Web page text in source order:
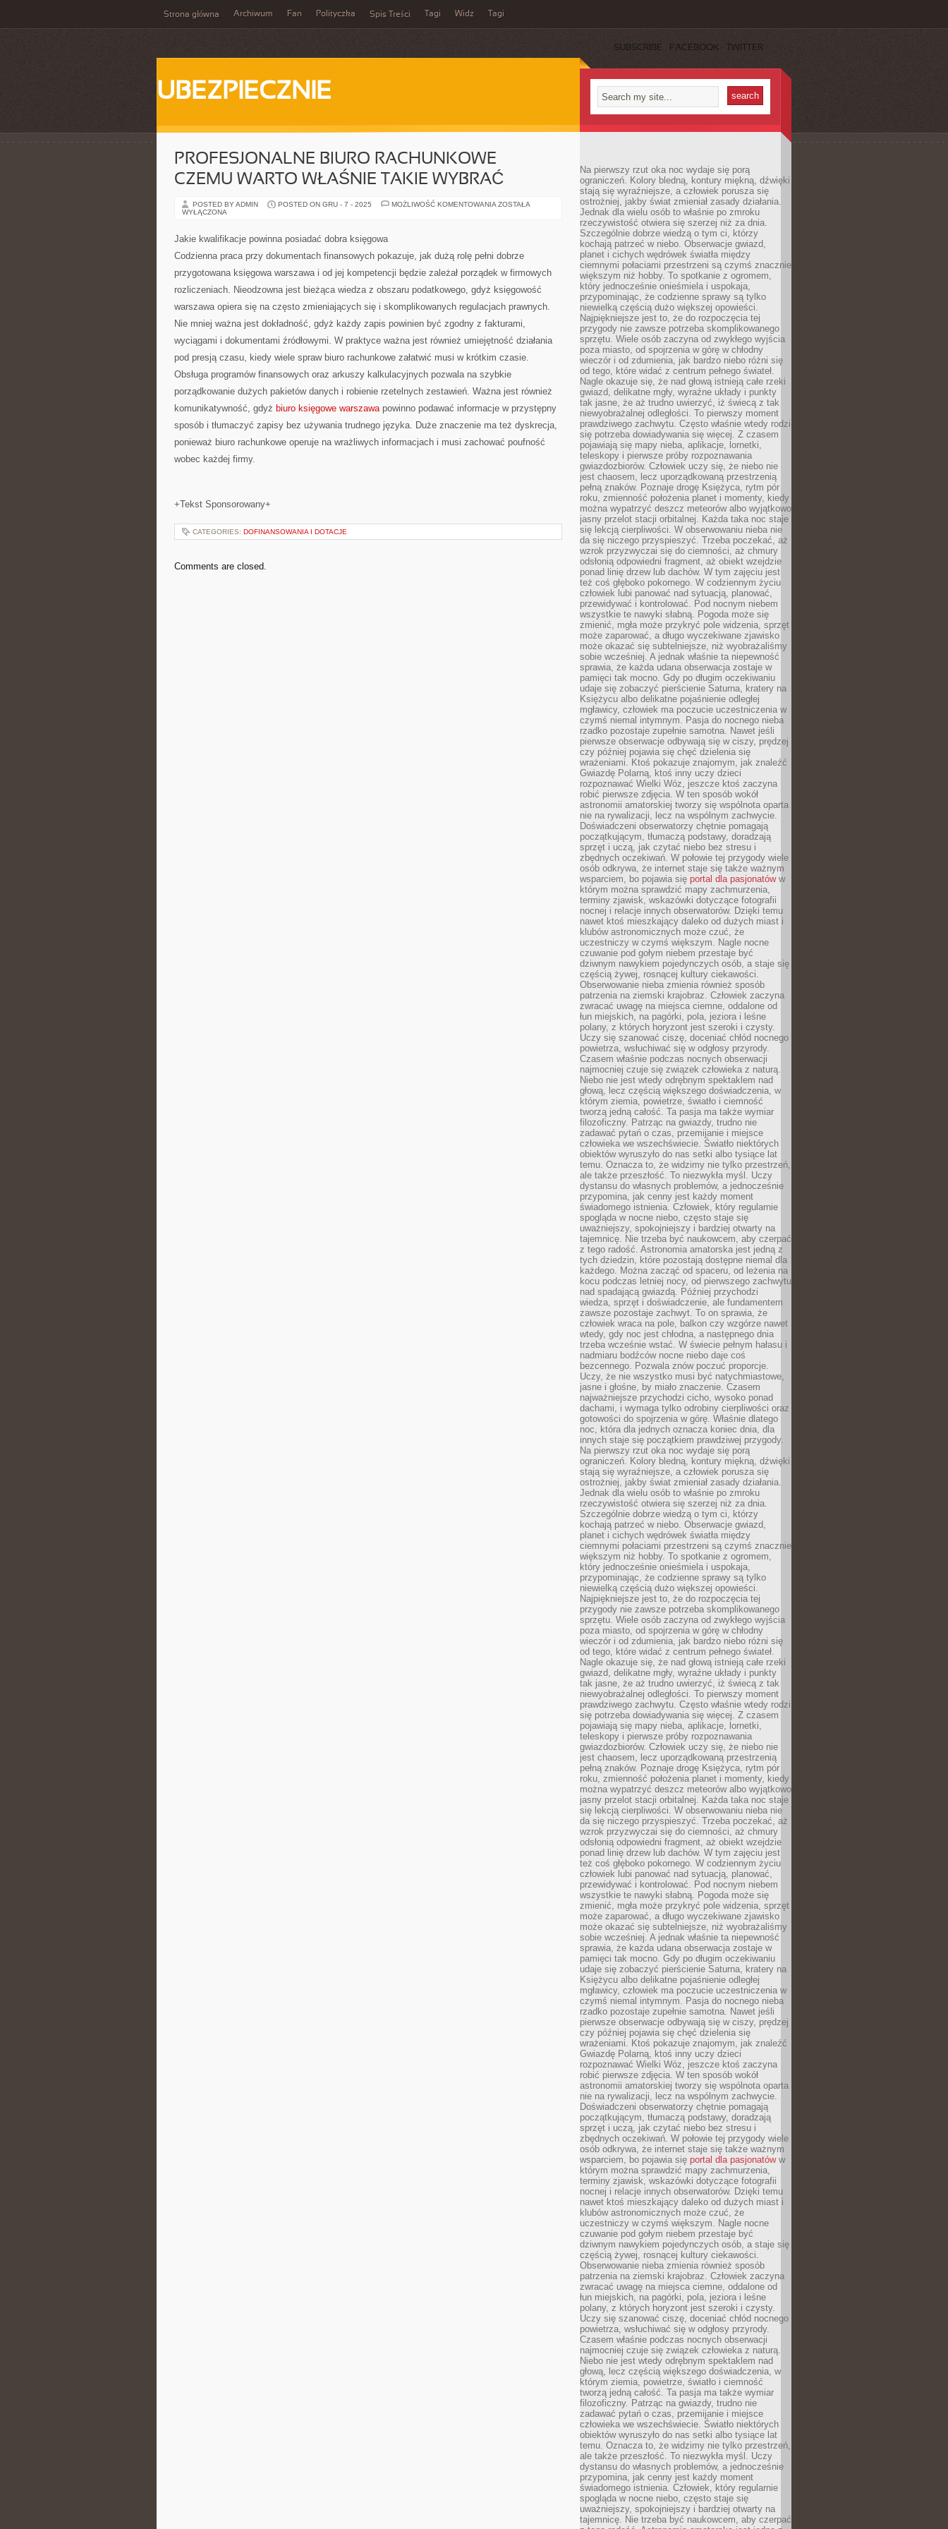
Strona główna Archiwum Fan Polityczka Spis Treści Tagi Widz Tagi
SUBSCRIBE FACEBOOK TWITTER
UBEZPIECZNIE
PROFESJONALNE BIURO RACHUNKOWE –
CZEMU WARTO WŁAŚNIE TAKIE WYBRAĆ
POSTED BY ADMIN POSTED ON GRU - 7 - 2025 MOŻLIWOŚĆ KOMENTOWANIA PROFESJONALNE
TAKIE
ZOSTAŁA
WYŁĄCZONA
Jakie kwalifikacje powinna posiadać dobra księgowa
Codzienna praca przy dokumentach finansowych pokazuje, jak dużą rolę pełni dobrze
przygotowana księgowa warszawa i od jej kompetencji będzie zależał porządek w firmowych
rozliczeniach. Nieodzowna jest bieżąca wiedza z obszaru podatkowego, gdyż księgowość
warszawa opiera się na często zmieniających się i skomplikowanych regulacjach prawnych.
Nie mniej ważna jest dokładność, gdyż każdy zapis powinien być zgodny z fakturami,
wyciągami i dokumentami źródłowymi. W praktyce ważna jest również umiejętność działania
pod presją czasu, kiedy wiele spraw biuro rachunkowe załatwić musi w krótkim czasie.
Obsługa programów finansowych oraz arkuszy kalkulacyjnych pozwala na szybkie
porządkowanie dużych pakietów danych i robienie rzetelnych zestawień. Ważna jest również
komunikatywność, gdyż biuro księgowe warszawapowinno podawać informacje w przystępny
sposób i tłumaczyć zapisy bez używania trudnego języka. Duże znaczenie ma też dyskrecja,
ponieważ biuro rachunkowe operuje na wrażliwych informacjach i musi zachować poufność
wobec każdej firmy.
+Tekst Sponsorowany+
CATEGORIES: DOFINANSOWANIA I DOTACJE
Comments are closed.
Na pierwszy rzut oka noc wydaje się porą
ograniczeń. Kolory bledną, kontury miękną, dźwięki
stają się wyraźniejsze, a człowiek porusza się
ostrożniej, jakby świat zmieniał zasady działania.
Jednak dla wielu osób to właśnie po zmroku
rzeczywistość otwiera się szerzej niż za dnia.
Szczególnie dobrze wiedzą o tym ci, którzy
kochają patrzeć w niebo. Obserwacje gwiazd,
planet i cichych wędrówek światła między
ciemnymi połaciami przestrzeni są czymś znacznie
większym niż hobby. To spotkanie z ogromem,
który jednocześnie onieśmiela i uspokaja,
przypominając, że codzienne sprawy są tylko
niewielką częścią dużo większej opowieści.
Najpiękniejsze jest to, że do rozpoczęcia tej
przygody nie zawsze potrzeba skomplikowanego
sprzętu. Wiele osób zaczyna od zwykłego wyjścia
poza miasto, od spojrzenia w górę w chłodny
wieczór i od zdumienia, jak bardzo niebo różni się
od tego, które widać z centrum pełnego świateł.
Nagle okazuje się, że nad głową istnieją całe rzeki
gwiazd, delikatne mgły, wyraźne układy i punkty
tak jasne, że aż trudno uwierzyć, iż świecą z tak
niewyobrażalnej odległości. To pierwszy moment
prawdziwego zachwytu. Często właśnie wtedy rodzi
się potrzeba dowiadywania się więcej. Z czasem
pojawiają się mapy nieba, aplikacje, lornetki,
teleskopy i pierwsze próby rozpoznawania
gwiazdozbiorów. Człowiek uczy się, że niebo nie
jest chaosem, lecz uporządkowaną przestrzenią
pełną znaków. Poznaje drogę Księżyca, rytm pór
roku, zmienność położenia planet i momenty, kiedy
można wypatrzyć deszcz meteorów albo wyjątkowo
jasny przelot stacji orbitalnej. Każda taka noc staje
się lekcją cierpliwości. W obserwowaniu nieba nie
da się niczego przyspieszyć. Trzeba poczekać, aż
wzrok przyzwyczai się do ciemności, aż chmury
odsłonią odpowiedni fragment, aż obiekt wzejdzie
ponad linię drzew lub dachów. W tym zajęciu jest
też coś głęboko pokornego. W codziennym życiu
człowiek lubi panować nad sytuacją, planować,
przewidywać i kontrolować. Pod nocnym niebem
wszystkie te nawyki słabną. Pogoda może się
zmienić, mgła może przykryć pole widzenia, sprzęt
może zaparować, a długo wyczekiwane zjawisko
może okazać się subtelniejsze, niż wyobrażaliśmy
sobie wcześniej. A jednak właśnie ta niepewność
sprawia, że każda udana obserwacja zostaje w
pamięci tak mocno. Gdy po długim oczekiwaniu
udaje się zobaczyć pierścienie Saturna, kratery na
Księżycu albo delikatne pojaśnienie odległej
mgławicy, człowiek ma poczucie uczestniczenia w
czymś niemal intymnym. Pasja do nocnego nieba
rzadko pozostaje zupełnie samotna. Nawet jeśli
pierwsze obserwacje odbywają się w ciszy, prędzej
czy później pojawia się chęć dzielenia się
wrażeniami. Ktoś pokazuje znajomym, jak znaleźć
Gwiazdę Polarną, ktoś inny uczy dzieci
rozpoznawać Wielki Wóz, jeszcze ktoś zaczyna
robić pierwsze zdjęcia. W ten sposób wokół
astronomii amatorskiej tworzy się wspólnota oparta
nie na rywalizacji, lecz na wspólnym zachwycie.
Doświadczeni obserwatorzy chętnie pomagają
początkującym, tłumaczą podstawy, doradzają
sprzęt i uczą, jak czytać niebo bez stresu i
zbędnych oczekiwań. W połowie tej przygody wiele
osób odkrywa, że internet staje się także ważnym
wsparciem, bo pojawia się portal dla pasjonatóww
którym można sprawdzić mapy zachmurzenia,
terminy zjawisk, wskazówki dotyczące fotografii
nocnej i relacje innych obserwatorów. Dzięki temu
nawet ktoś mieszkający daleko od dużych miast i
klubów astronomicznych może czuć, że
uczestniczy w czymś większym. Nagle nocne
czuwanie pod gołym niebem przestaje być
dziwnym nawykiem pojedynczych osób, a staje się
częścią żywej, rosnącej kultury ciekawości.
Obserwowanie nieba zmienia również sposób
patrzenia na ziemski krajobraz. Człowiek zaczyna
zwracać uwagę na miejsca ciemne, oddalone od
łun miejskich, na pagórki, pola, jeziora i leśne
polany, z których horyzont jest szeroki i czysty.
Uczy się szanować ciszę, doceniać chłód nocnego
powietrza, wsłuchiwać się w odgłosy przyrody.
Czasem właśnie podczas nocnych obserwacji
najmocniej czuje się związek człowieka z naturą.
Niebo nie jest wtedy odrębnym spektaklem nad
głową, lecz częścią większego doświadczenia, w
którym ziemia, powietrze, światło i ciemność
tworzą jedną całość. Ta pasja ma także wymiar
filozoficzny. Patrząc na gwiazdy, trudno nie
zadawać pytań o czas, przemijanie i miejsce
człowieka we wszechświecie. Światło niektórych
obiektów wyruszyło do nas setki albo tysiące lat
temu. Oznacza to, że widzimy nie tylko przestrzeń,
ale także przeszłość. To niezwykła myśl. Uczy
dystansu do własnych problemów, a jednocześnie
przypomina, jak cenny jest każdy moment
świadomego istnienia. Człowiek, który regularnie
spogląda w nocne niebo, często staje się
uważniejszy, spokojniejszy i bardziej otwarty na
tajemnicę. Nie trzeba być naukowcem, aby czerpać
z tego radość. Astronomia amatorska jest jedną z
tych dziedzin, które pozostają dostępne niemal dla
każdego. Można zacząć od spaceru, od leżenia na
kocu podczas letniej nocy, od pierwszego zachwytu
nad spadającą gwiazdą. Później przychodzi
wiedza, sprzęt i doświadczenie, ale fundamentem
zawsze pozostaje zachwyt. To on sprawia, że
człowiek wraca na pole, balkon czy wzgórze nawet
wtedy, gdy noc jest chłodna, a następnego dnia
trzeba wcześnie wstać. W świecie pełnym hałasu i
nadmiaru bodźców nocne niebo daje coś
bezcennego. Pozwala znów poczuć proporcje.
Uczy, że nie wszystko musi być natychmiastowe,
jasne i głośne, by miało znaczenie. Czasem
najważniejsze przychodzi cicho, wysoko ponad
dachami, i wymaga tylko odrobiny cierpliwości oraz
gotowości do spojrzenia w górę. Właśnie dlatego
noc, która dla jednych oznacza koniec dnia, dla
innych staje się początkiem prawdziwej przygody.
Na pierwszy rzut oka noc wydaje się porą
ograniczeń. Kolory bledną, kontury miękną, dźwięki
stają się wyraźniejsze, a człowiek porusza się
ostrożniej, jakby świat zmieniał zasady działania.
Jednak dla wielu osób to właśnie po zmroku
rzeczywistość otwiera się szerzej niż za dnia.
Szczególnie dobrze wiedzą o tym ci, którzy
kochają patrzeć w niebo. Obserwacje gwiazd,
planet i cichych wędrówek światła między
ciemnymi połaciami przestrzeni są czymś znacznie
większym niż hobby. To spotkanie z ogromem,
który jednocześnie onieśmiela i uspokaja,
przypominając, że codzienne sprawy są tylko
niewielką częścią dużo większej opowieści.
Najpiękniejsze jest to, że do rozpoczęcia tej
przygody nie zawsze potrzeba skomplikowanego
sprzętu. Wiele osób zaczyna od zwykłego wyjścia
poza miasto, od spojrzenia w górę w chłodny
wieczór i od zdumienia, jak bardzo niebo różni się
od tego, które widać z centrum pełnego świateł.
Nagle okazuje się, że nad głową istnieją całe rzeki
gwiazd, delikatne mgły, wyraźne układy i punkty
tak jasne, że aż trudno uwierzyć, iż świecą z tak
niewyobrażalnej odległości. To pierwszy moment
prawdziwego zachwytu. Często właśnie wtedy rodzi
się potrzeba dowiadywania się więcej. Z czasem
pojawiają się mapy nieba, aplikacje, lornetki,
teleskopy i pierwsze próby rozpoznawania
gwiazdozbiorów. Człowiek uczy się, że niebo nie
jest chaosem, lecz uporządkowaną przestrzenią
pełną znaków. Poznaje drogę Księżyca, rytm pór
roku, zmienność położenia planet i momenty, kiedy
można wypatrzyć deszcz meteorów albo wyjątkowo
jasny przelot stacji orbitalnej. Każda taka noc staje
się lekcją cierpliwości. W obserwowaniu nieba nie
da się niczego przyspieszyć. Trzeba poczekać, aż
wzrok przyzwyczai się do ciemności, aż chmury
odsłonią odpowiedni fragment, aż obiekt wzejdzie
ponad linię drzew lub dachów. W tym zajęciu jest
też coś głęboko pokornego. W codziennym życiu
człowiek lubi panować nad sytuacją, planować,
przewidywać i kontrolować. Pod nocnym niebem
wszystkie te nawyki słabną. Pogoda może się
zmienić, mgła może przykryć pole widzenia, sprzęt
może zaparować, a długo wyczekiwane zjawisko
może okazać się subtelniejsze, niż wyobrażaliśmy
sobie wcześniej. A jednak właśnie ta niepewność
sprawia, że każda udana obserwacja zostaje w
pamięci tak mocno. Gdy po długim oczekiwaniu
udaje się zobaczyć pierścienie Saturna, kratery na
Księżycu albo delikatne pojaśnienie odległej
mgławicy, człowiek ma poczucie uczestniczenia w
czymś niemal intymnym. Pasja do nocnego nieba
rzadko pozostaje zupełnie samotna. Nawet jeśli
pierwsze obserwacje odbywają się w ciszy, prędzej
czy później pojawia się chęć dzielenia się
wrażeniami. Ktoś pokazuje znajomym, jak znaleźć
Gwiazdę Polarną, ktoś inny uczy dzieci
rozpoznawać Wielki Wóz, jeszcze ktoś zaczyna
robić pierwsze zdjęcia. W ten sposób wokół
astronomii amatorskiej tworzy się wspólnota oparta
nie na rywalizacji, lecz na wspólnym zachwycie.
Doświadczeni obserwatorzy chętnie pomagają
początkującym, tłumaczą podstawy, doradzają
sprzęt i uczą, jak czytać niebo bez stresu i
zbędnych oczekiwań. W połowie tej przygody wiele
osób odkrywa, że internet staje się także ważnym
wsparciem, bo pojawia się portal dla pasjonatóww
którym można sprawdzić mapy zachmurzenia,
terminy zjawisk, wskazówki dotyczące fotografii
nocnej i relacje innych obserwatorów. Dzięki temu
nawet ktoś mieszkający daleko od dużych miast i
klubów astronomicznych może czuć, że
uczestniczy w czymś większym. Nagle nocne
czuwanie pod gołym niebem przestaje być
dziwnym nawykiem pojedynczych osób, a staje się
częścią żywej, rosnącej kultury ciekawości.
Obserwowanie nieba zmienia również sposób
patrzenia na ziemski krajobraz. Człowiek zaczyna
zwracać uwagę na miejsca ciemne, oddalone od
łun miejskich, na pagórki, pola, jeziora i leśne
polany, z których horyzont jest szeroki i czysty.
Uczy się szanować ciszę, doceniać chłód nocnego
powietrza, wsłuchiwać się w odgłosy przyrody.
Czasem właśnie podczas nocnych obserwacji
najmocniej czuje się związek człowieka z naturą.
Niebo nie jest wtedy odrębnym spektaklem nad
głową, lecz częścią większego doświadczenia, w
którym ziemia, powietrze, światło i ciemność
tworzą jedną całość. Ta pasja ma także wymiar
filozoficzny. Patrząc na gwiazdy, trudno nie
zadawać pytań o czas, przemijanie i miejsce
człowieka we wszechświecie. Światło niektórych
obiektów wyruszyło do nas setki albo tysiące lat
temu. Oznacza to, że widzimy nie tylko przestrzeń,
ale także przeszłość. To niezwykła myśl. Uczy
dystansu do własnych problemów, a jednocześnie
przypomina, jak cenny jest każdy moment
świadomego istnienia. Człowiek, który regularnie
spogląda w nocne niebo, często staje się
uważniejszy, spokojniejszy i bardziej otwarty na
tajemnicę. Nie trzeba być naukowcem, aby czerpać